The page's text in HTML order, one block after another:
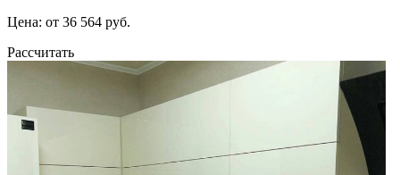
Цена: от 36 564 руб.
Рассчитать